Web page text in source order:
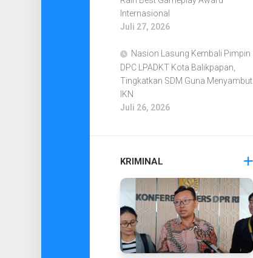
Internasional
Juli 27, 2026
Nasion Lasung Kembali Pimpin
DPC LPADKT Kota Balikpapan,
Tingkatkan SDM Guna Menyambut
IKN
Juli 26, 2026
KRIMINAL